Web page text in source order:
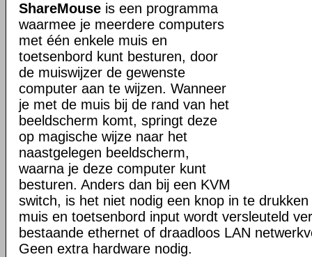
ShareMouse is een programma
waarmee je meerdere computers
met één enkele muis en
toetsenbord kunt besturen, door
de muiswijzer de gewenste
computer aan te wijzen. Wanneer
je met de muis bij de rand van het
beeldscherm komt, springt deze
op magische wijze naar het
naastgelegen beeldscherm,
waarna je deze computer kunt
besturen. Anders dan bij een KVM
switch, is het niet nodig een knop in te
muis en toetsenbord input wordt versleuteld
bestaande ethernet of draadloos LAN
Geen extra hardware nodig.